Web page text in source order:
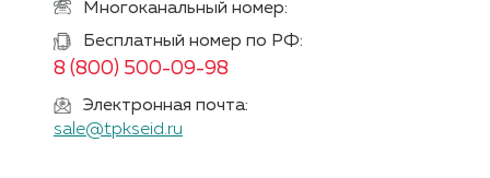
Многоканальный номер:
Бесплатный номер по РФ:
8 (800) 500-09-98
Электронная почта:
sale@tpkseid.ru